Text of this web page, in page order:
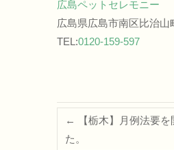
広島ペットセレモニー
広島県広島市南区比治山
TEL:0120-159-597
←
【栃木】月例法要
た。